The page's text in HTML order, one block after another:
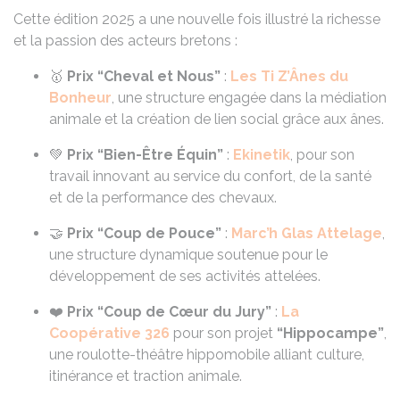
Cette édition 2025 a une nouvelle fois illustré la richesse
et la passion des acteurs bretons :
🥇 Prix “Cheval et Nous” : Les Ti Z’Ânes du
Bonheur, une structure engagée dans la médiation
animale et la création de lien social grâce aux ânes.
💚 Prix “Bien-Être Équin” : Ekinetik, pour son
travail innovant au service du confort, de la santé
et de la performance des chevaux.
🤝 Prix “Coup de Pouce” : Marc’h Glas Attelage,
une structure dynamique soutenue pour le
développement de ses activités attelées.
❤️ Prix “Coup de Cœur du Jury” : La
Coopérative 326 pour son projet “Hippocampe”,
une roulotte-théâtre hippomobile alliant culture,
itinérance et traction animale.